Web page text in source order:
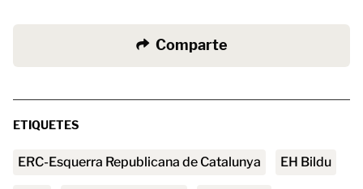
Comparte
ETIQUETES
ERC-Esquerra Republicana de Catalunya EH Bildu